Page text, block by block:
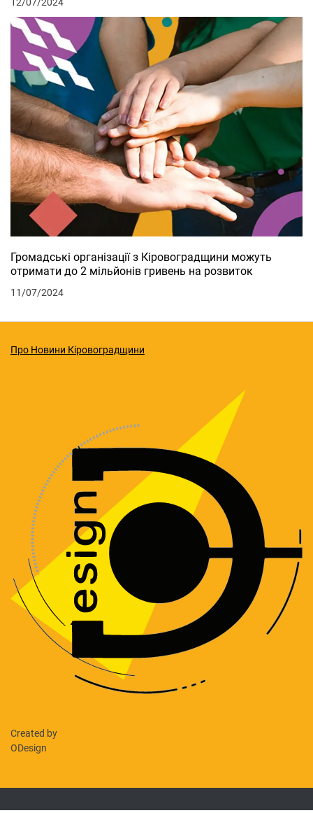
Громадські організації з Кіровоградщини можуть
отримати до 2 мільйонів гривень на розвиток
11/07/2024
Про Новини Кіровоградщини
Created by
ODesign